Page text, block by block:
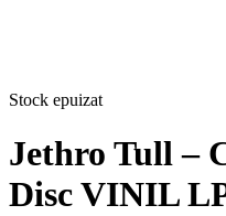
Stock epuizat
Jethro Tull –
Disc VINIL